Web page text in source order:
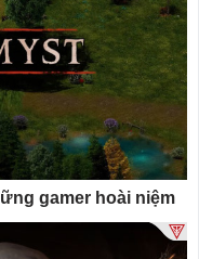
gamer hoài niệm